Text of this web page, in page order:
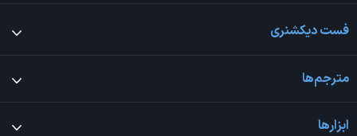
فست دیکشنری
مترجم‌ها
ابزارها